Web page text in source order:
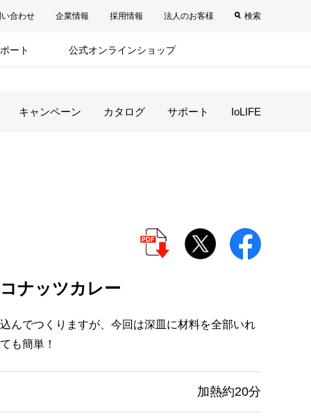
合わせ 企業情報 採用情報 法人のお客様 検索
ート 公式オンラインショップ
キャンペーン カタログ サポート IoLIFE
ナッツカレー
んでつくりますが、今回は深皿に材料を全部いれ
も簡単！
加熱約20分